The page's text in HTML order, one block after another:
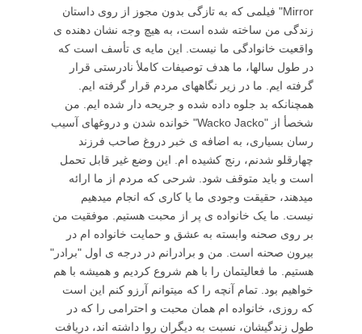
Mirror" فیلمی که به تازگی بدون مجوز از روی داستان
زندگی من ساخته شده است، به هیچ وجه نشان دهنده ی
واقعیت خانوادگی ما نیست. این مایه ی تأسف است که
در طول سالها، ما هدف توصیفات کاملأ نادرستی قرار
گرفته ایم. ما در زیر نگاههای مردم قرار گرفته ایم.
همچنانکه بد جلوه داده شده و جریحه دار شده ایم. من
شخصأ از "Wacko Jacko" خوانده شدن و دروغهای آسیب
رسان بسیاری، به اضافه ی خبر دروغ صاحب فرزند
چهارقلو شدنم، رنج کشیده ام. این وضع غیر قابل تحمل
است و باید متوقف شود. شرحی که مردم از ما ارائه
میدهند، حقیقت وجودی ما یا کاری که انجام میدهیم
نیست. ما یک خانواده ی پر از محبت هستیم. موفقیت من
بر روی صحنه وابسته به عشق و حمایت خانواده ام در
بیرون صحنه است. من و برادرانم در درجه ی اول "برادر"
هستیم. ما فعالیتمان را با هم شروع کردیم و همیشه با هم
خواهیم بود. تمام آنچه را که میتوانم آرزو کنم این است
که روزی، خانواده ام همان محبت و احترامی را که در
طول زندگیشان، نسبت به دیگران روا داشته اند، دریافت